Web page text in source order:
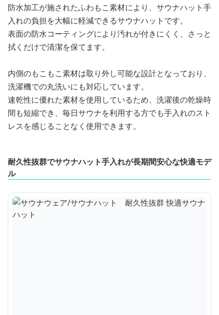
防水加工が施されたふわもこ素材により、サウナハット手
入れの負担を大幅に軽減できるサウナハットです。
表面の防水コーティングにより汚れが付きにくく、さっと
拭くだけで清潔を保てます。
内側のもこもこ素材は取り外し可能な設計となっており、
洗濯機での丸洗いにも対応しています。
速乾性に優れた素材を使用しているため、洗濯後の乾燥時
間も短縮でき、毎日サウナを利用する方でも手入れのスト
レスを感じることなく使用できます。
耐久性抜群でサウナハット手入れが長期間安心な快適モデ
ル